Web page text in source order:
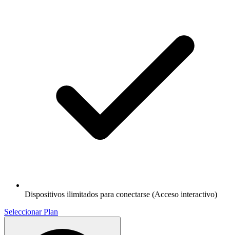
Dispositivos ilimitados para conectarse (Acceso interactivo)
Seleccionar Plan